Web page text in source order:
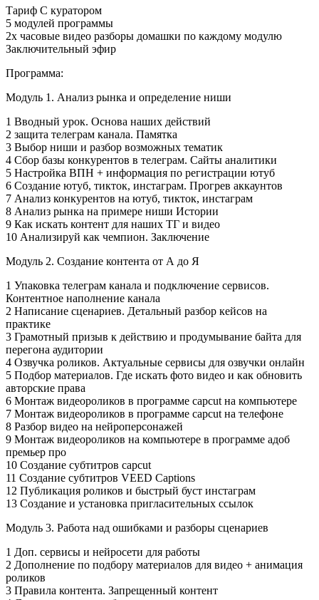
Тариф С куратором
5 модулей программы
2х часовые видео разборы домашки по каждому модулю
Заключительный эфир
Программа:
Модуль 1. Анализ рынка и определение ниши
1 Вводный урок. Основа наших действий
2 защита телеграм канала. Памятка
3 Выбор ниши и разбор возможных тематик
4 Сбор базы конкурентов в телеграм. Сайты аналитики
5 Настройка ВПН + информация по регистрации ютуб
6 Создание ютуб, тикток, инстаграм. Прогрев аккаунтов
7 Анализ конкурентов на ютуб, тикток, инстаграм
8 Анализ рынка на примере ниши Истории
9 Как искать контент для наших ТГ и видео
10 Анализируй как чемпион. Заключение
Модуль 2. Создание контента от А до Я
1 Упаковка телеграм канала и подключение сервисов.
Контентное наполнение канала
2 Написание сценариев. Детальный разбор кейсов на
практике
3 Грамотный призыв к действию и продумывание байта для
перегона аудитории
4 Озвучка роликов. Актуальные сервисы для озвучки онлайн
5 Подбор материалов. Где искать фото видео и как обновить
авторские права
6 Монтаж видеороликов в программе capcut на компьютере
7 Монтаж видеороликов в программе capcut на телефоне
8 Разбор видео на нейроперсонажей
9 Монтаж видеороликов на компьютере в программе адоб
премьер про
10 Создание субтитров capcut
11 Создание субтитров VEED Captions
12 Публикация роликов и быстрый буст инстаграм
13 Создание и установка пригласительных ссылок
Модуль 3. Работа над ошибками и разборы сценариев
1 Доп. сервисы и нейросети для работы
2 Дополнение по подбору материалов для видео + анимация
роликов
3 Правила контента. Запрещенный контент